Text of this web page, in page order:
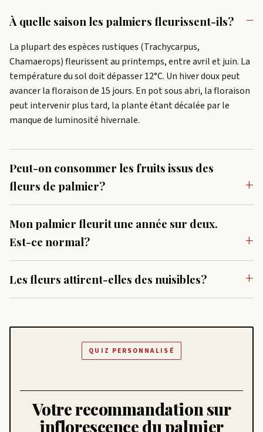
À quelle saison les palmiers fleurissent-ils?
La plupart des espèces rustiques (Trachycarpus,
Chamaerops) fleurissent au printemps, entre avril et juin. La
température du sol doit dépasser 12°C. Un hiver doux peut
avancer la floraison de 15 jours. En pot sous abri, la floraison
peut intervenir plus tard, la plante étant décalée par le
manque de luminosité hivernale.
Peut-on consommer les fruits issus des
fleurs de palmier?
Mon palmier fleurit une année sur deux.
Est-ce normal?
Les fleurs attirent-elles des nuisibles?
QUIZ PERSONNALISÉ
Votre recommandation sur
inflorescence du palmier